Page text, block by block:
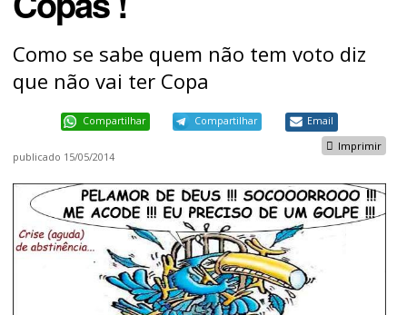
Como se sabe quem não tem voto diz
que não vai ter Copa
Compartilhar Compartilhar Email
Imprimir
publicado 15/05/2014